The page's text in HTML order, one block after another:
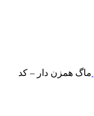
ماگ همزن دار – کد